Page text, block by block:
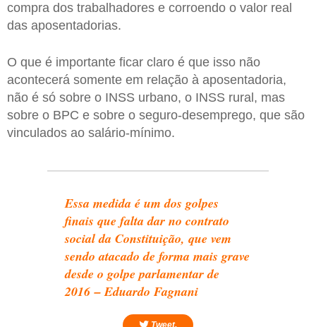
compra dos trabalhadores e corroendo o valor real
das aposentadorias.
O que é importante ficar claro é que isso não
acontecerá somente em relação à aposentadoria,
não é só sobre o INSS urbano, o INSS rural, mas
sobre o BPC e sobre o seguro-desemprego, que são
vinculados ao salário-mínimo.
Essa medida é um dos golpes
finais que falta dar no contrato
social da Constituição, que vem
sendo atacado de forma mais grave
desde o golpe parlamentar de
2016 – Eduardo Fagnani
Tweet.